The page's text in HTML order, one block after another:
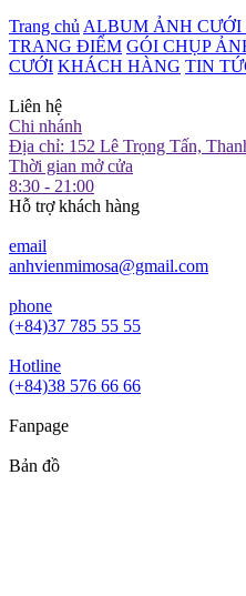
Trang chủ ALBUM ẢNH CƯỚI
TRANG ĐIỂM GÓI CHỤP
CƯỚI KHÁCH HÀNG TIN
Liên hệ
Chi nhánh
Địa chỉ: 152 Lê Trọng Tấn,
Thời gian mở cửa
8:30 - 21:00
Hỗ trợ khách hàng
email
anhvienmimosa@gmail.com
phone
(+84)37 785 55 55
Hotline
(+84)38 576 66 66
Fanpage
Bản đồ